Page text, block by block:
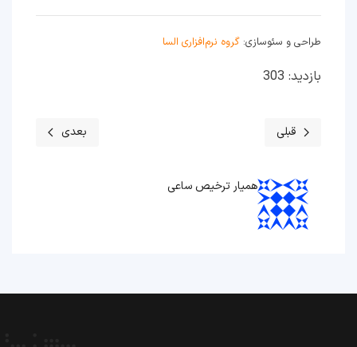
طراحی و سئوسازی: گروه نرم‌افزاری السا
بازدید: 303
مطلب قبلی: هزینه واقعی صادرات کالا در ایران چقدر است؟
قبلی مطلب بعدی: تفاوت
بعدی
همیار ترخیص ساعی